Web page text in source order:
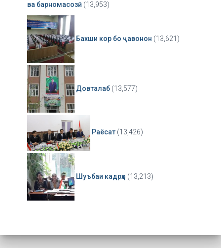
ва барномасозӣ (13,953)
Бахши кор бо ҷавонон (13,621)
Довталаб (13,577)
Раёсат (13,426)
Шуъбаи кадрҳо (13,213)